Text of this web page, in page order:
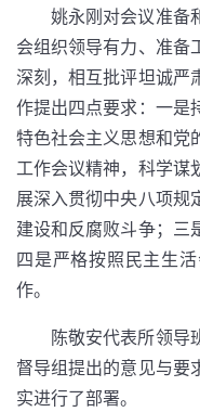
姚永刚对会议准备
会组织领导有力、准备
深刻，相互批评坦诚严
作提出四点要求：一是
特色社会主义思想和党
工作会议精神，科学谋
展深入贯彻中央八项规
建设和反腐败斗争；三
四是严格按照民主生
作。
陈敬安代表所领导
督导组提出的意见与要
实进行了部署。